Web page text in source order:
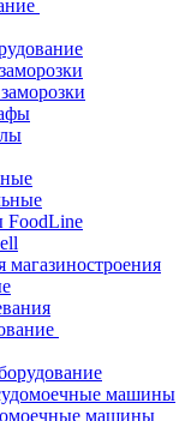
FoodLine
магазиностроения
машины
машины